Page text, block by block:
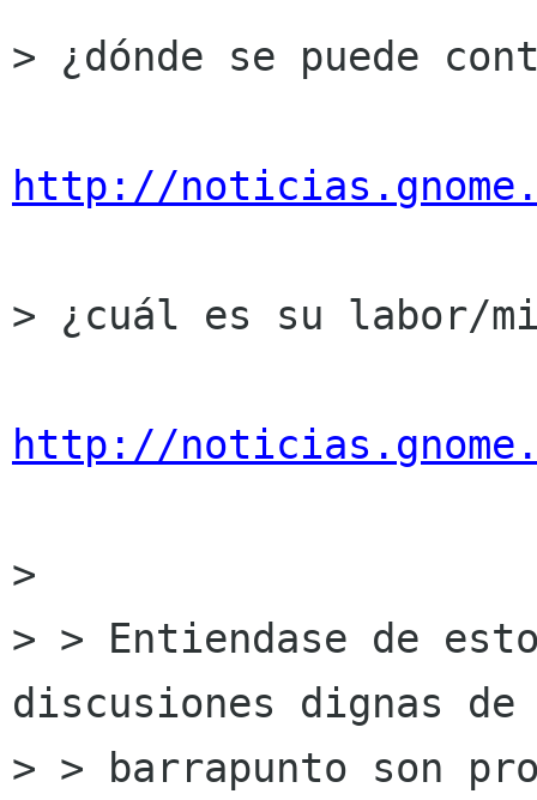
> ¿dónde se puede
http://
> ¿cuál es su labor/
http://
>
> > Entiendase de
discusiones dignas de
> > barrapunto son